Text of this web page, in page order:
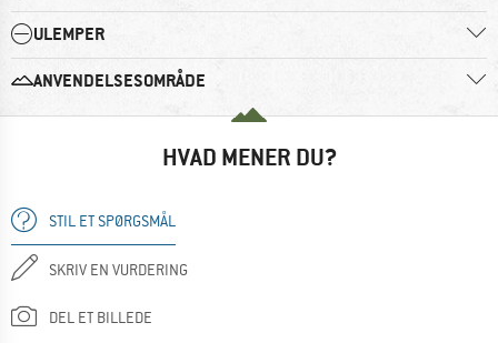
ULEMPER
ANVENDELSESOMRÅDE
HVAD MENER DU?
STIL ET SPØRGSMÅL
SKRIV EN VURDERING
DEL ET BILLEDE